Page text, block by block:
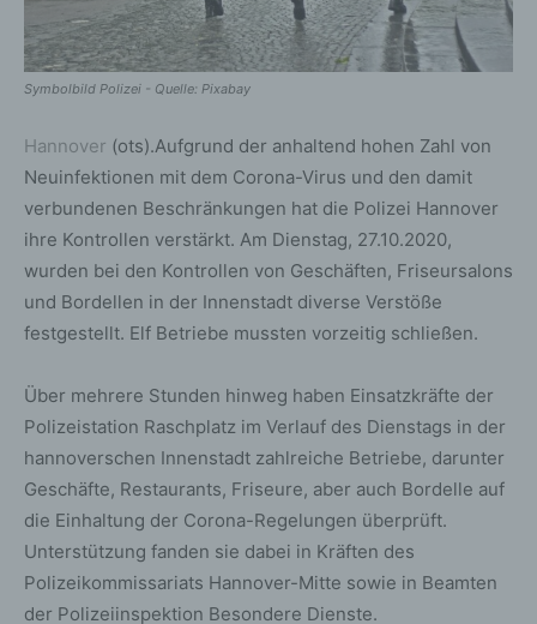
Symbolbild Polizei - Quelle: Pixabay
Hannover (ots).Aufgrund der anhaltend hohen Zahl von
Neuinfektionen mit dem Corona-Virus und den damit
verbundenen Beschränkungen hat die Polizei Hannover
ihre Kontrollen verstärkt. Am Dienstag, 27.10.2020,
wurden bei den Kontrollen von Geschäften, Friseursalons
und Bordellen in der Innenstadt diverse Verstöße
festgestellt. Elf Betriebe mussten vorzeitig schließen.
Über mehrere Stunden hinweg haben Einsatzkräfte der
Polizeistation Raschplatz im Verlauf des Dienstags in der
hannoverschen Innenstadt zahlreiche Betriebe, darunter
Geschäfte, Restaurants, Friseure, aber auch Bordelle auf
die Einhaltung der Corona-Regelungen überprüft.
Unterstützung fanden sie dabei in Kräften des
Polizeikommissariats Hannover-Mitte sowie in Beamten
der Polizeiinspektion Besondere Dienste.